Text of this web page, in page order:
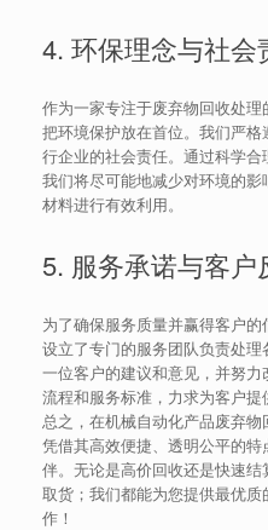
4. 环保理念与社会
作为一家专注于废弃物回收处
把环境保护放在首位。我们严
行企业的社会责任。通过科学合
我们将尽可能地减少对环境的
材料进行有效利用。
5. 服务承诺与客户
为了确保服务质量并赢得客户
设立了专门的服务团队负责处
一位客户的建议和意见，并努
流程和服务标准，力求为客户提
总之，在机械自动化产品废弃
凭借其高效便捷、透明公平的
伴。无论是高价回收还是快速
取货；我们都能为您提供最优
作！